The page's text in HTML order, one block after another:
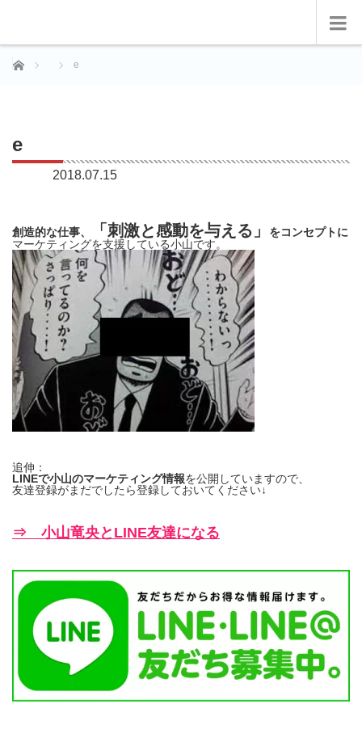
ホーム e
e
2018.07.15
創造的な仕事、 「刺激と感動を与える」
をコンセプトに
マーケティングを支援している小山です。
追伸：
LINEで小山のマーケティング情報を公開していますので、
友達登録がまだでしたら登録しておいてください↓
⇒ 小山竜央とLINE友達になる